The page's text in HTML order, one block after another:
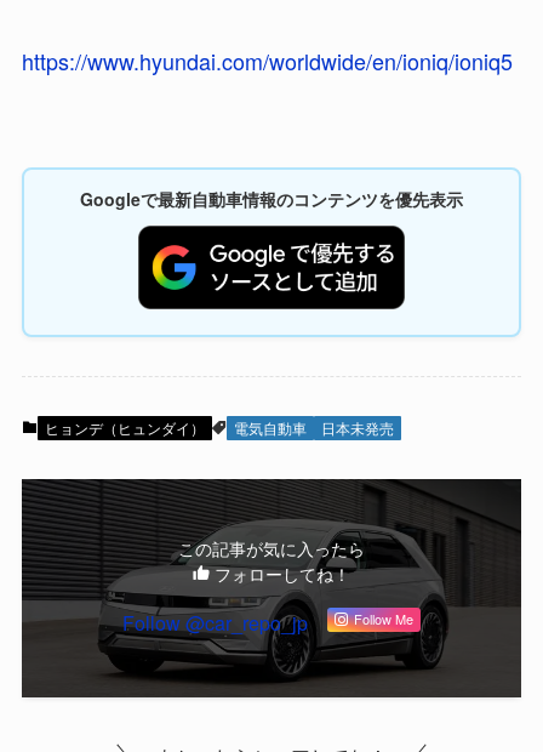
https://www.hyundai.com/worldwide/en/ioniq/ioniq5
Googleで最新自動車情報のコンテンツを優先表示
ヒョンデ（ヒュンダイ） 電気自動車 日本未発売
この記事が気に入ったら
フォローしてね！
Follow @car_repo_jp Follow Me